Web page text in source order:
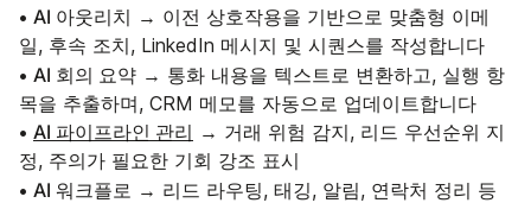
• AI 아웃리치 → 이전 상호작용을 기반으로 맞춤형 이메
일, 후속 조치, LinkedIn 메시지 및 시퀀스를 작성합니다
• AI 회의 요약 → 통화 내용을 텍스트로 변환하고, 실행 항
목을 추출하며, CRM 메모를 자동으로 업데이트합니다
• AI 파이프라인 관리 → 거래 위험 감지, 리드 우선순위 지
정, 주의가 필요한 기회 강조 표시
• AI 워크플로 → 리드 라우팅, 태깅, 알림, 연락처 정리 등